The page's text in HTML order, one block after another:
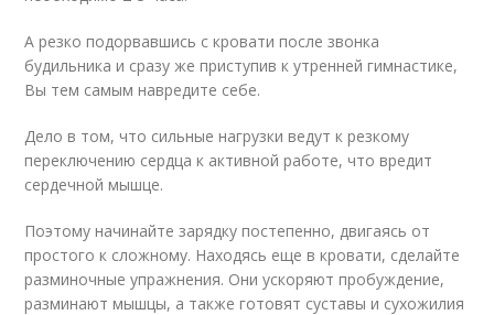
А резко подорвавшись с кровати после звонка
будильника и сразу же приступив к утренней гимнастике,
Вы тем самым навредите себе.
Дело в том, что сильные нагрузки ведут к резкому
переключению сердца к активной работе, что вредит
сердечной мышце.
Поэтому начинайте зарядку постепенно, двигаясь от
простого к сложному. Находясь еще в кровати, сделайте
разминочные упражнения. Они ускоряют пробуждение,
разминают мышцы, а также готовят суставы и сухожилия